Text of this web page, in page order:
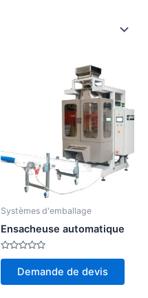
Systèmes d'emballage
Ensacheuse automatique
Note
5
Demande de devis